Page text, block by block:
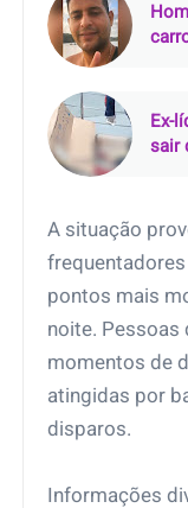
Ex-
sair
A situação
pontos mais
noite. Pessoas
momentos de
atingidas por
disparos.
Informações